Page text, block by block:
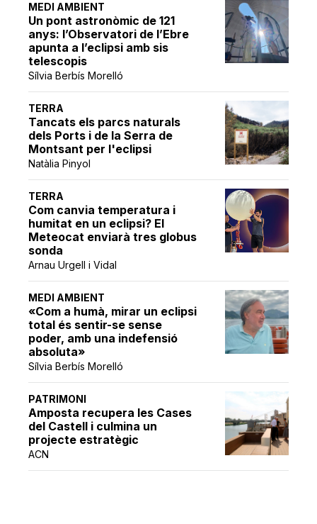
MEDI AMBIENT
Un pont astronòmic de 121
anys: l’Observatori de l’Ebre
apunta a l’eclipsi amb sis
telescopis
Sílvia Berbís Morelló
TERRA
Tancats els parcs naturals
dels Ports i de la Serra de
Montsant per l'eclipsi
Natàlia Pinyol
TERRA
Com canvia temperatura i
humitat en un eclipsi? El
Meteocat enviarà tres globus
sonda
Arnau Urgell i Vidal
MEDI AMBIENT
«Com a humà, mirar un eclipsi
total és sentir-se sense
poder, amb una indefensió
absoluta»
Sílvia Berbís Morelló
PATRIMONI
Amposta recupera les Cases
del Castell i culmina un
projecte estratègic
ACN